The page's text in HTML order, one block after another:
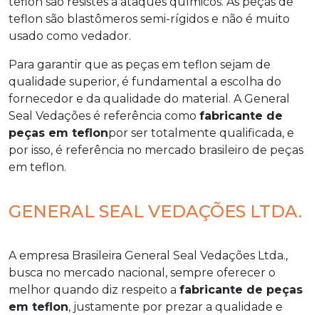
teflon são blastômeros semi-rígidos e não é muito
usado como vedador.
Para garantir que as peças em teflon sejam de
qualidade superior, é fundamental a escolha do
fornecedor e da qualidade do material. A General
Seal Vedações é referência como fabricante de
peças em teflonpor ser totalmente qualificada, e
por isso, é referência no mercado brasileiro de peças
em teflon.
GENERAL SEAL VEDAÇÕES LTDA.
A empresa Brasileira General Seal Vedações Ltda.,
busca no mercado nacional, sempre oferecer o
melhor quando diz respeito a fabricante de peças
em teflon, justamente por prezar a qualidade e